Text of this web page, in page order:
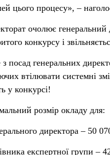
цього процесу», –
очолює генеральний
конкурсу і
посад генеральних
втілювати системні
у конкурсі!
розмір окладу для:
директора – 50
експертної групи –